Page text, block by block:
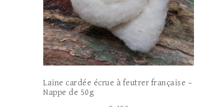
Laine cardée écrue à feutrer française –
Nappe de 50g